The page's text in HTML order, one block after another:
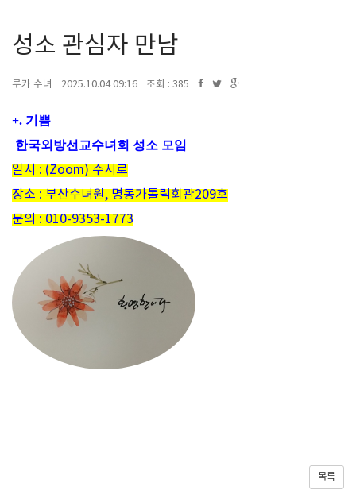
성소 관심자 만남
루카 수녀 2025.10.04 09:16 조회 : 385
+. 기쁨
한국외방선교수녀회 성소 모임
일시 : (Zoom) 수시로
장소 : 부산수녀원, 명동가톨릭회관209호
문의 : 010-9353-1773
목록